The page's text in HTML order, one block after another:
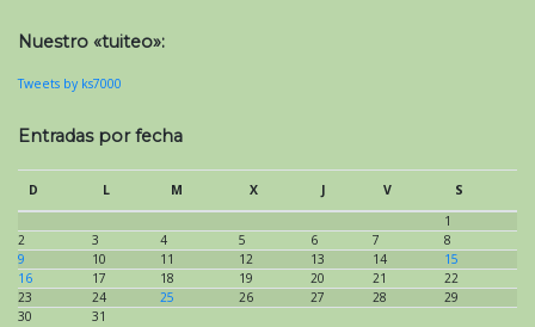
Nuestro «tuiteo»:
Tweets by ks7000
Entradas por fecha
D L M X J V
S
1
2
3 4 5 6 7
8
9
10 11 12 13 14
15
16
17 18 19 20 21
22
23
24 25 26 27 28
29
30
31